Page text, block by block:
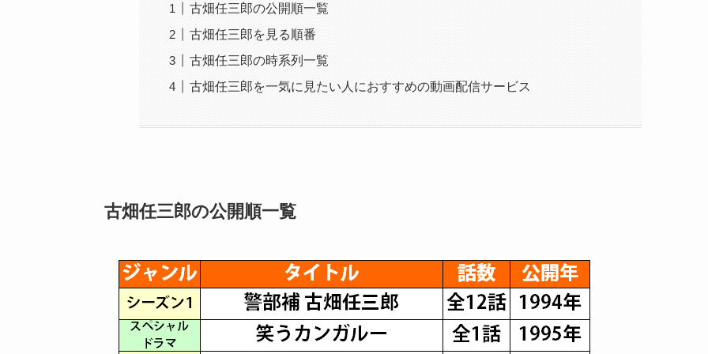
古畑任三郎の公開順一覧
古畑任三郎を見る順番
古畑任三郎の時系列一覧
古畑任三郎を一気に見たい人におすすめの動画配信サービス
古畑任三郎の公開順一覧